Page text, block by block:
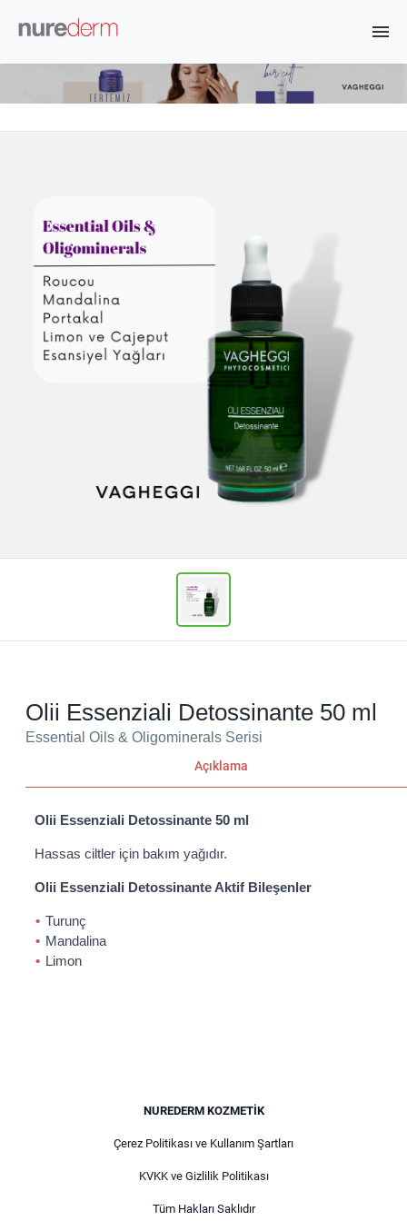
Olii Essenziali Detossinante 50 ml
Essential Oils & Oligominerals Serisi
Açıklama
Olii Essenziali Detossinante 50 ml
Hassas ciltler için bakım yağıdır.
Olii Essenziali Detossinante Aktif Bileşenler
Turunç
Mandalina
Limon
NUREDERM KOZMETIK
Çerez Politikası ve Kullanım Şartları
KVKK ve Gizlilik Politikası
Tüm Hakları Saklıdır